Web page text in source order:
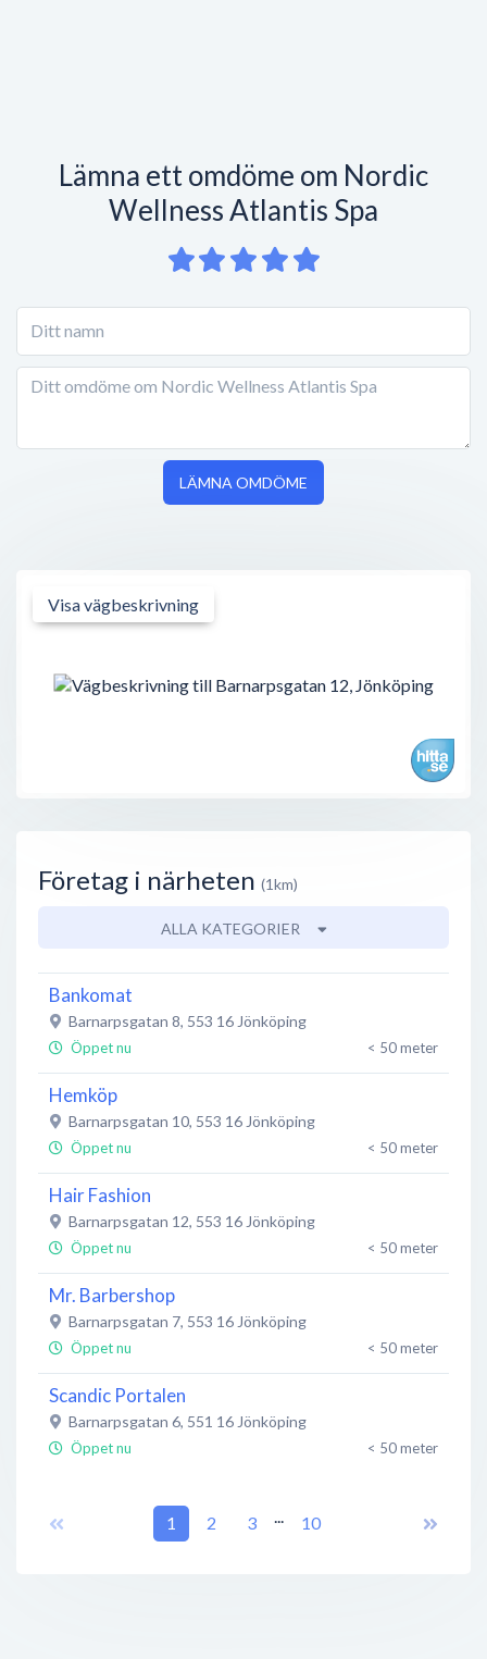
Lämna ett omdöme om Nordic
Wellness Atlantis Spa
LÄMNA OMDÖME
Visa vägbeskrivning
Företag i närheten (1km)
ALLA KATEGORIER
Bankomat
Barnarpsgatan 8, 553 16 Jönköping
Öppet nu < 50 meter
Hemköp
Barnarpsgatan 10, 553 16 Jönköping
Öppet nu < 50 meter
Hair Fashion
Barnarpsgatan 12, 553 16 Jönköping
Öppet nu < 50 meter
Mr. Barbershop
Barnarpsgatan 7, 553 16 Jönköping
Öppet nu < 50 meter
Scandic Portalen
Barnarpsgatan 6, 551 16 Jönköping
Öppet nu < 50 meter
Aquaria, Acrylic Blocs, Aquaristick
Trädgårdsgatan 7
1 2 3 ... 10